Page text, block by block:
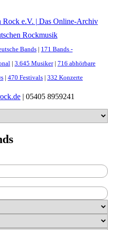
Rock e.V. | Das Online-Archiv
Rockmusik
Bands| 171 Bands -
| 3.645 Musiker| 716 abhörbare
| 470 Festivals| 332 Konzerte
| 05405 8959241